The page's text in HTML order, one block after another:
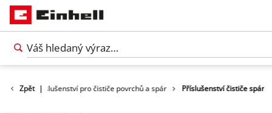
Zpět |Příslušenství pro čističe povrchů a spár Příslušenství čističe spár